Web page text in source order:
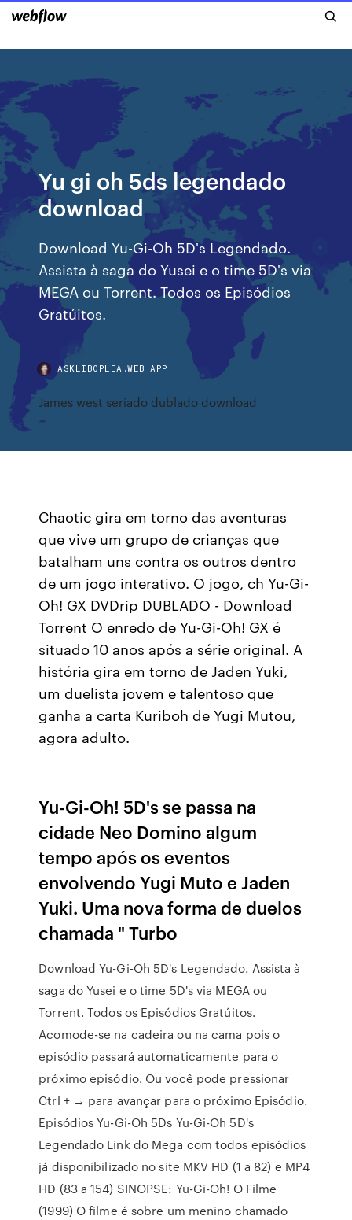
Yu gi oh 5ds legendado
download
Download Yu-Gi-Oh 5D's Legendado.
Assista à saga do Yusei e o time 5D's via
MEGA ou Torrent. Todos os Episódios
Gratúitos.
ASKLIBOPLEA.WEB.APP
James west seriado dublado download
Chaotic gira em torno das aventuras
que vive um grupo de crianças que
batalham uns contra os outros dentro
de um jogo interativo. O jogo, ch Yu-Gi-
Oh! GX DVDrip DUBLADO - Download
Torrent O enredo de Yu-Gi-Oh! GX é
situado 10 anos após a série original. A
história gira em torno de Jaden Yuki,
um duelista jovem e talentoso que
ganha a carta Kuriboh de Yugi Mutou,
agora adulto.
Yu-Gi-Oh! 5D's se passa na
cidade Neo Domino algum
tempo após os eventos
envolvendo Yugi Muto e Jaden
Yuki. Uma nova forma de duelos
chamada " Turbo
Download Yu-Gi-Oh 5D's Legendado. Assista à
saga do Yusei e o time 5D's via MEGA ou
Torrent. Todos os Episódios Gratúitos.
Acomode-se na cadeira ou na cama pois o
episódio passará automaticamente para o
próximo episódio. Ou você pode pressionar
Ctrl + → para avançar para o próximo Episódio.
Episódios Yu-Gi-Oh 5Ds Yu-Gi-Oh 5D's
Legendado Link do Mega com todos episódios
já disponibilizado no site MKV HD (1 a 82) e MP4
HD (83 a 154) SINOPSE: Yu-Gi-Oh! O Filme
(1999) O filme é sobre um menino chamado